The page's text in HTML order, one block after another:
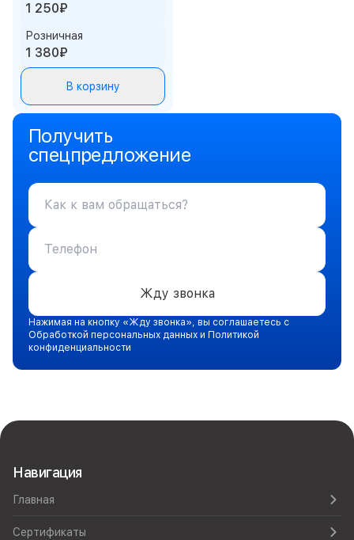
1 250₽
Розничная
1 380₽
В корзину
Получить
спецпредложение
Жду звонка
Нажимая на кнопку «Жду звонка», вы соглашаетесь с
Обработкой персональных данных и Политикой
конфиденциальности
Навигация
Главная
Сертификаты